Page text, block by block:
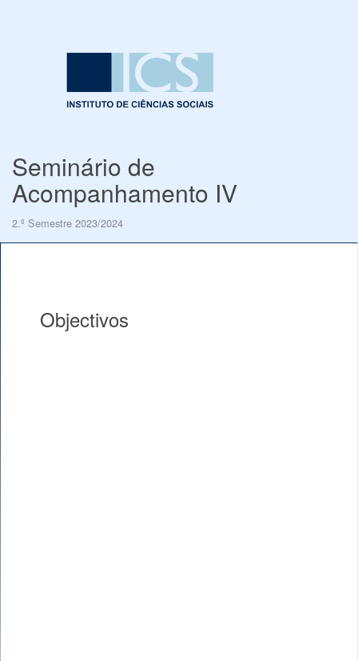
Seminário de
Acompanhamento IV
2.º Semestre 2023/2024
Objectivos